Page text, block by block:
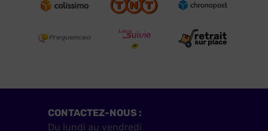
CONTACTEZ-NOUS :
Du lundi au vendredi